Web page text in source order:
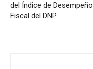
del Índice de Desempeño
Fiscal del DNP